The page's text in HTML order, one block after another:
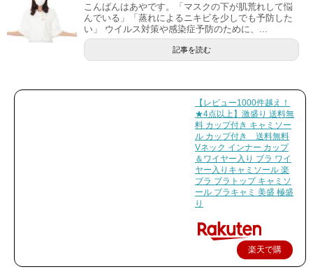
こんばんはあやです。「マスクの下が肌荒れして悩
んでいる」「蒸れによるニキビを少しでも予防した
い」 ウイルス対策や感染症予防のために、...
記事を読む
【レビュー1000件越え！
★4点以上】激盛り 送料無
料 カップ付き キャミソー
ル カップ付き 送料無料
Vネック インナー カップ
＆ワイヤー入り ブラ ワイ
ヤー入りキャミソール 楽
ブラ ブラトップ キャミソ
ール ブラキャミ 美盛 極盛
り
楽天で購
入